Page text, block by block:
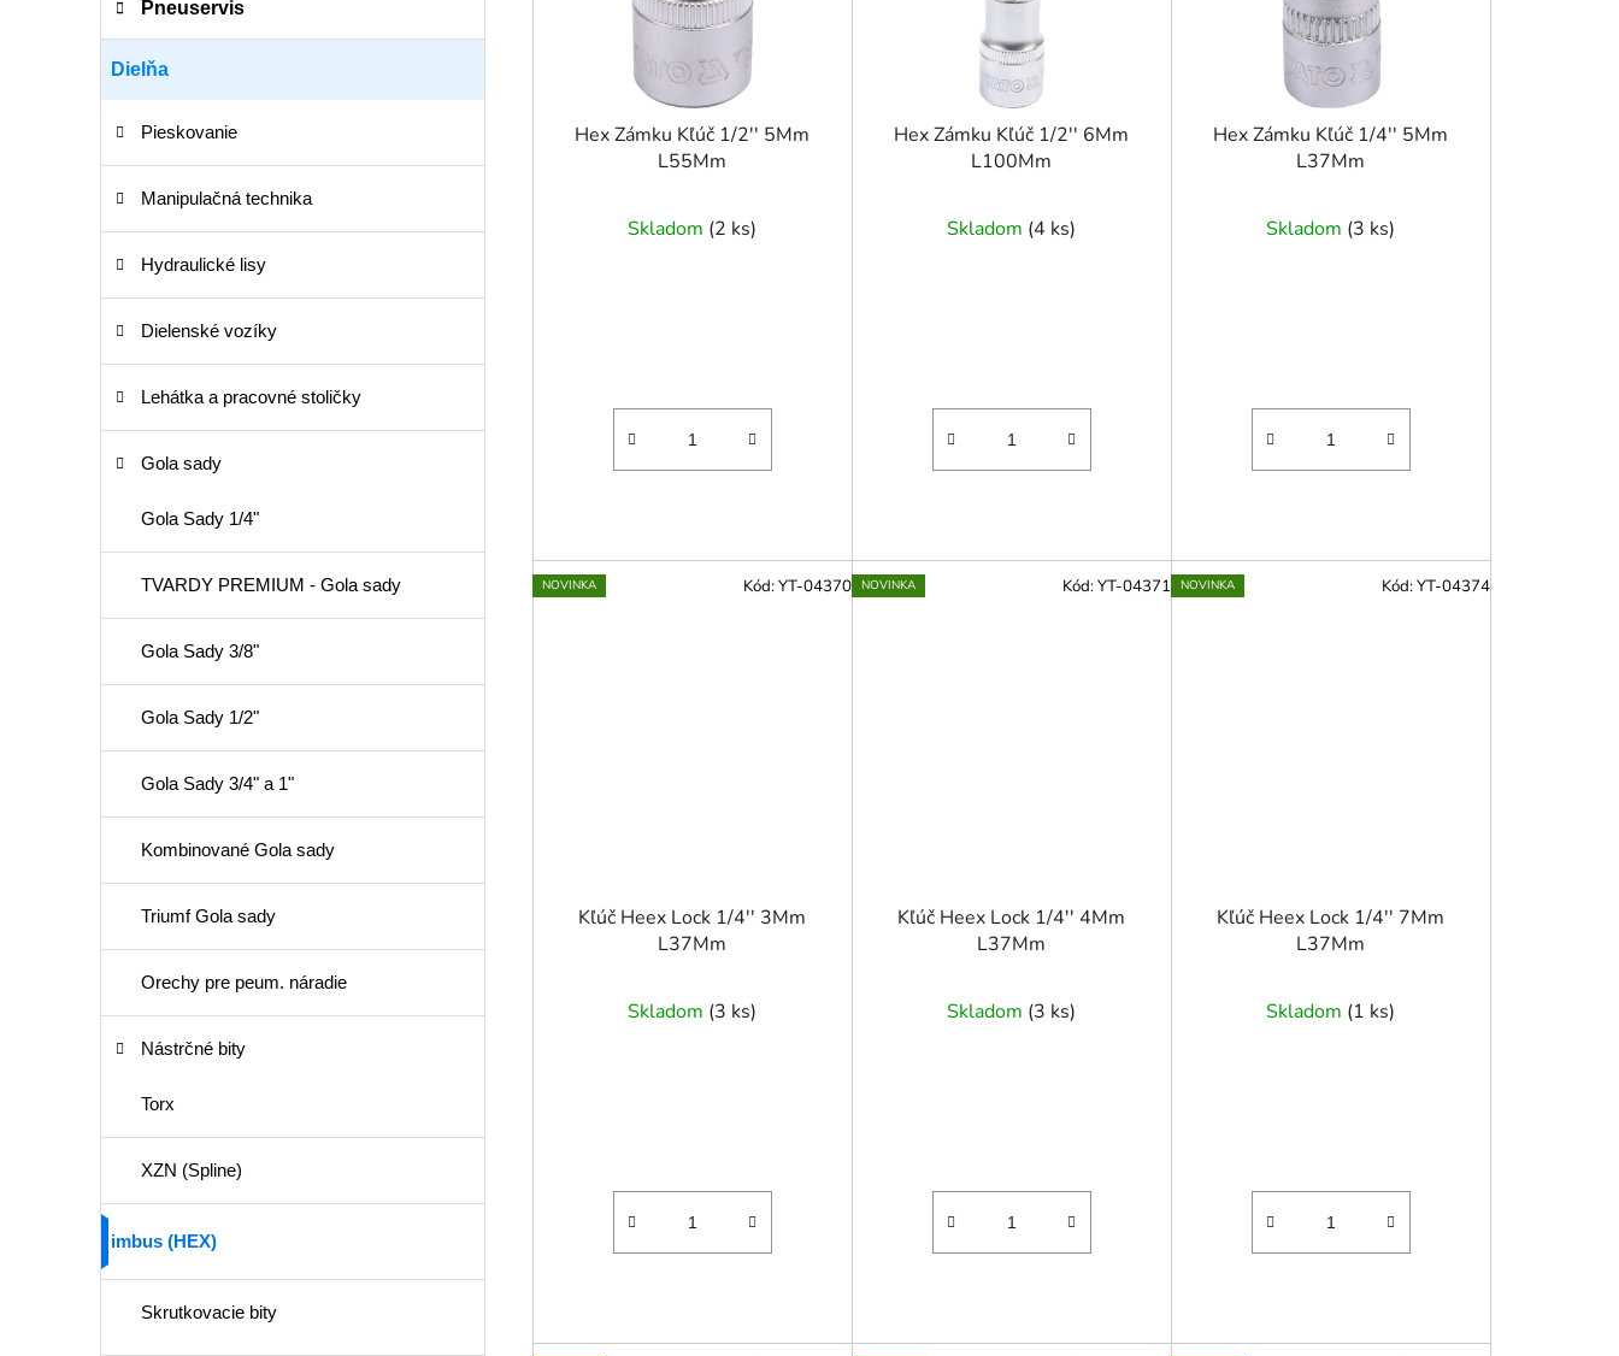
Pneuservis
Dielňa
Pieskovanie
Manipulačná technika
Hydraulické lisy
Dielenské vozíky
Lehátka a pracovné stoličky
Gola sady
Gola Sady 1/4"
TVARDY PREMIUM - Gola sady
Gola Sady 3/8"
Gola Sady 1/2"
Gola Sady 3/4" a 1"
Kombinované Gola sady
Triumf Gola sady
Orechy pre peum. náradie
Nástrčné bity
Torx
XZN (Spline)
imbus (HEX)
Skrutkovacie bity
o
Hex Zámku Kľúč 1/2'' 5Mm
L55Mm
Skladom (2 ks)
Hex Zámku Kľúč 1/2'' 6Mm
L100Mm
Skladom (4 ks)
Hex Zámku Kľúč 1/4'' 5Mm
L37Mm
Skladom (3 ks)
NOVINKA
Kľúč Heex Lock 1/4'' 3Mm
L37Mm
Skladom (3 ks)
Kód:YT-04370 NOVINKA
Kľúč Heex Lock 1/4'' 4Mm
L37Mm
Skladom (3 ks)
Kód:YT-04371 NOVINKA
Kľúč Heex Lock 1/4'' 7Mm
L37Mm
Skladom (1 ks)
Kód:YT-04374